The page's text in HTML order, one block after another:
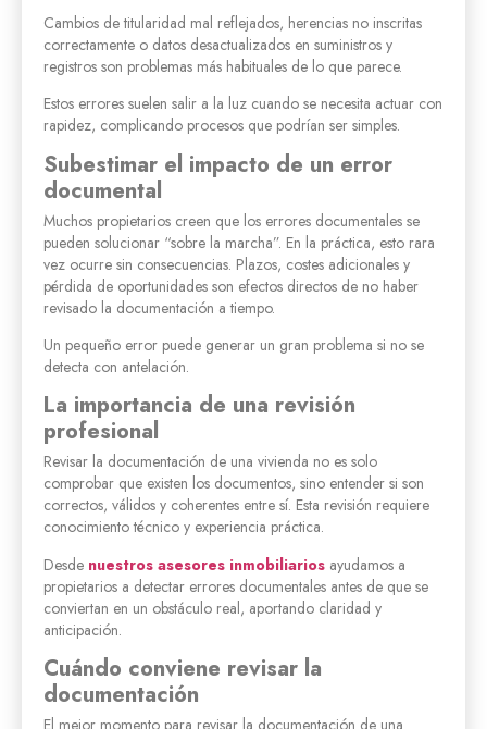
Cambios de titularidad mal reflejados, herencias no inscritas
correctamente o datos desactualizados en suministros y
registros son problemas más habituales de lo que parece.
Estos errores suelen salir a la luz cuando se necesita actuar con
rapidez, complicando procesos que podrían ser simples.
Subestimar el impacto de un error
documental
Muchos propietarios creen que los errores documentales se
pueden solucionar “sobre la marcha”. En la práctica, esto rara
vez ocurre sin consecuencias. Plazos, costes adicionales y
pérdida de oportunidades son efectos directos de no haber
revisado la documentación a tiempo.
Un pequeño error puede generar un gran problema si no se
detecta con antelación.
La importancia de una revisión
profesional
Revisar la documentación de una vivienda no es solo
comprobar que existen los documentos, sino entender si son
correctos, válidos y coherentes entre sí. Esta revisión requiere
conocimiento técnico y experiencia práctica.
Desde nuestros asesores inmobiliarios ayudamos a
propietarios a detectar errores documentales antes de que se
conviertan en un obstáculo real, aportando claridad y
anticipación.
Cuándo conviene revisar la
documentación